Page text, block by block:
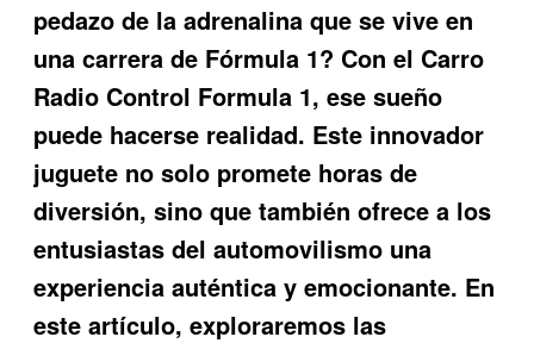
pedazo de la adrenalina que se vive en
una carrera de Fórmula 1? Con el Carro
Radio Control Formula 1, ese sueño
puede hacerse realidad. Este innovador
juguete no solo promete horas de
diversión, sino que también ofrece a los
entusiastas del automovilismo una
experiencia auténtica y emocionante. En
este artículo, exploraremos las